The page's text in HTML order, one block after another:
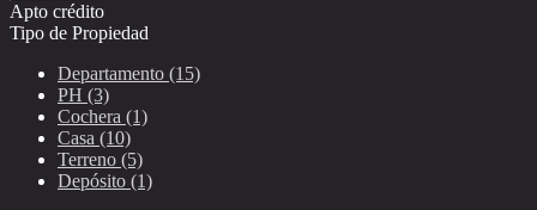
Apto crédito
Tipo de Propiedad
Departamento (15)
PH (3)
Cochera (1)
Casa (10)
Terreno (5)
Depósito (1)